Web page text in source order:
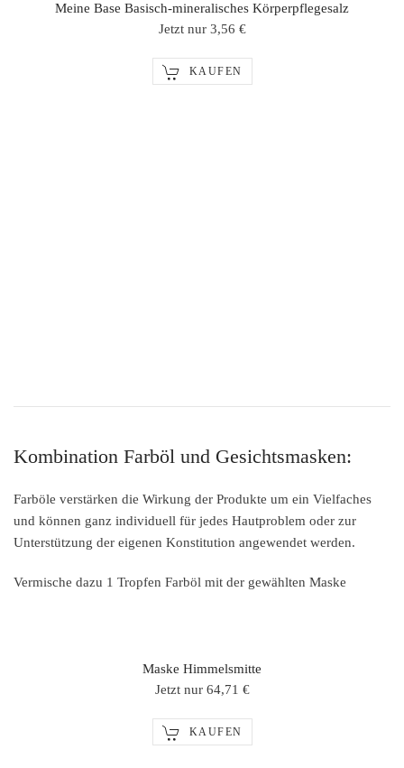
Meine Base Basisch-mineralisches Körperpflegesalz
Jetzt nur 3,56 €
KAUFEN
Kombination Farböl und Gesichtsmasken:
Farböle verstärken die Wirkung der Produkte um ein Vielfaches
und können ganz individuell für jedes Hautproblem oder zur
Unterstützung der eigenen Konstitution angewendet werden.
Vermische dazu 1 Tropfen Farböl mit der gewählten Maske